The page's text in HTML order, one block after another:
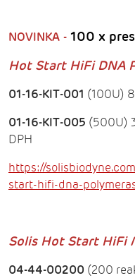
NOVINKA - 100 x
Hot Start HiFi DNA
01-16-KIT-001 (100U)
01-16-KIT-005 (500U)
DPH
https://
start-hifi-dna-
Solis Hot Start HiFi
04-44-00200 (200